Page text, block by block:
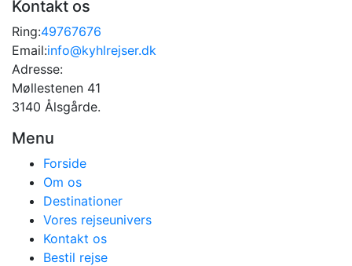
Kontakt os
Ring:49767676
Email:info@kyhlrejser.dk
Adresse:
Møllestenen 41
3140 Ålsgårde.
Menu
Forside
Om os
Destinationer
Vores rejseunivers
Kontakt os
Bestil rejse